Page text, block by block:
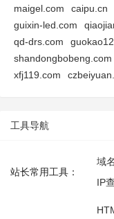
maigel.com
caipu.cn
guixin-led.com
qd-drs.com
shandongbobeng.com
xfj119.com
工具导航
站长常用工具：
域
IP